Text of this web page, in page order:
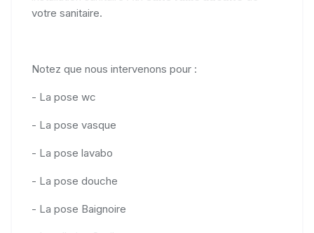
votre sanitaire.
Notez que nous intervenons pour :
- La pose wc
- La pose vasque
- La pose lavabo
- La pose douche
- La pose Baignoire